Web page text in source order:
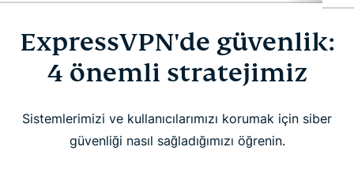
ExpressVPN'de güvenlik: 4 önemli stratejimiz
İnovasyon
Operasyonel yönetim (ISO)
ExpressVPN'de güvenlik:
4 önemli stratejimiz
Sistemlerimizi ve kullanıcılarımızı korumak için siber
güvenliği nasıl sağladığımızı öğrenin.